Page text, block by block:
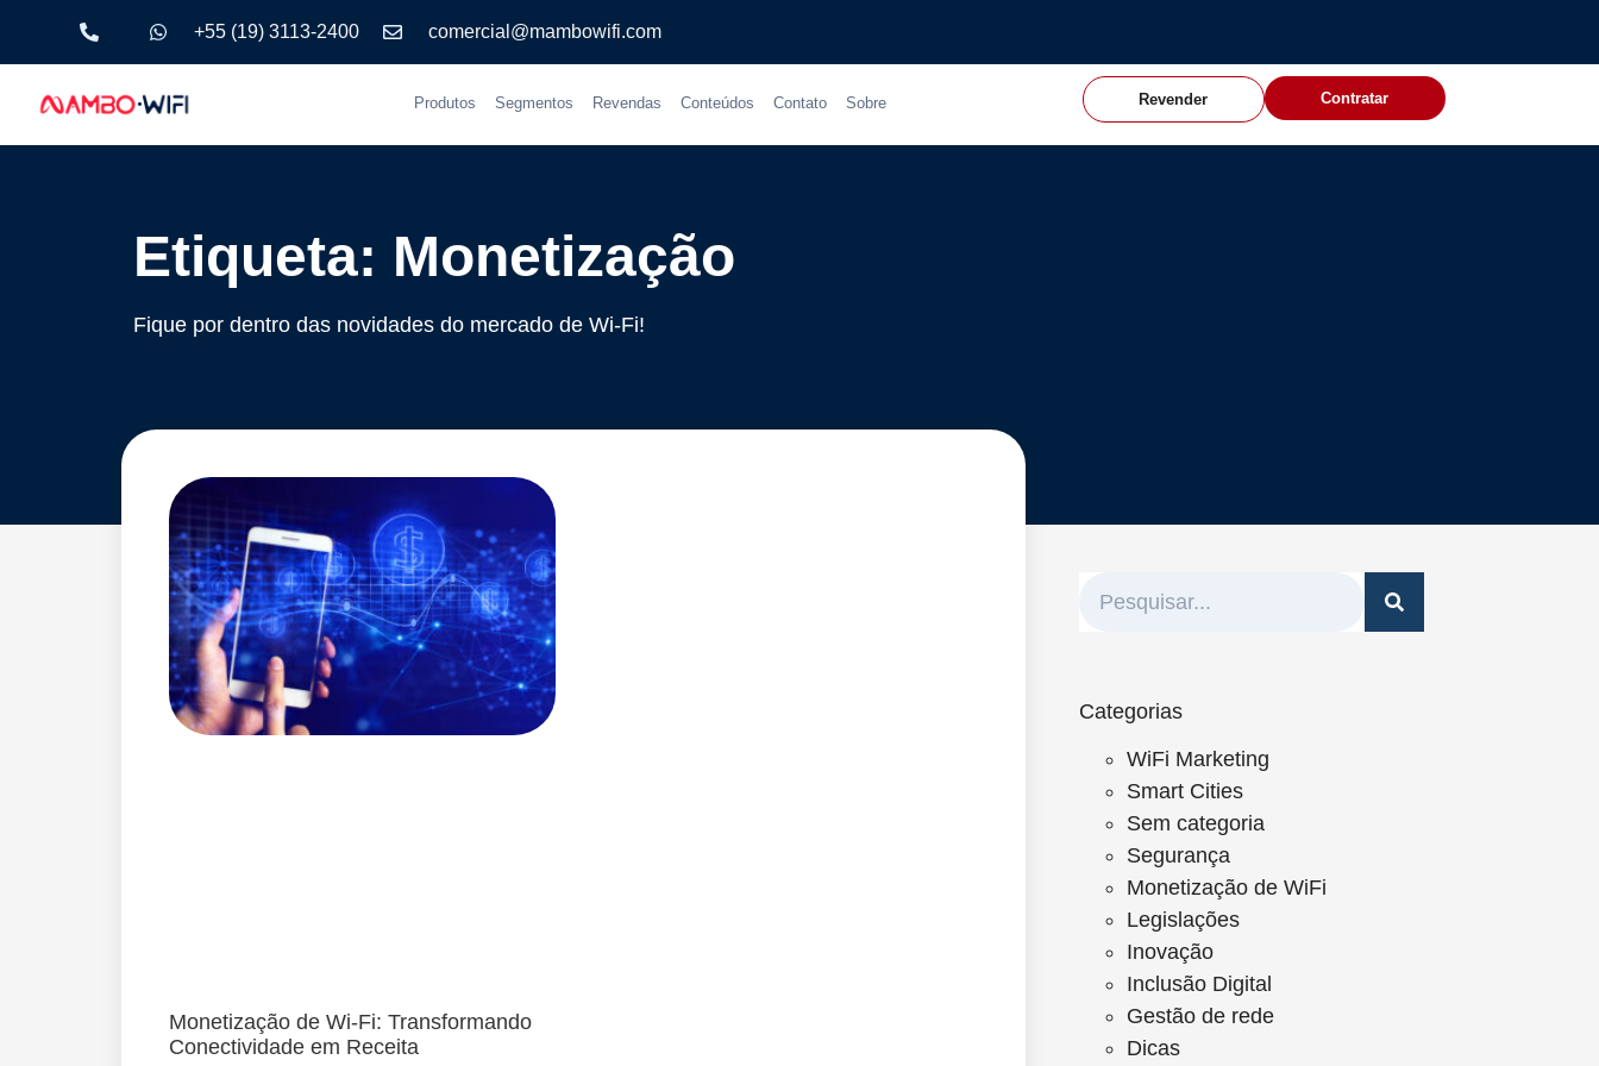
+55 (19) 3113-2400 comercial@mambowifi.com
Produtos Segmentos Revendas Conteúdos Contato Sobre Revender Contratar
Etiqueta: Monetização
Fique por dentro das novidades do mercado de Wi-Fi!
Monetização de Wi-Fi: Transformando
Conectividade em Receita
Categorias
WiFi Marketing
Smart Cities
Sem categoria
Segurança
Monetização de WiFi
Legislações
Inovação
Inclusão Digital
Gestão de rede
Dicas